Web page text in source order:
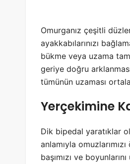
Omurganız çeşitli
ayakkabılarınızı
bükme veya uzama
geriye doğru
tümünün uzaması
Yerçekimine
Dik bipedal yaratıklar
anlamıyla
başımızı ve